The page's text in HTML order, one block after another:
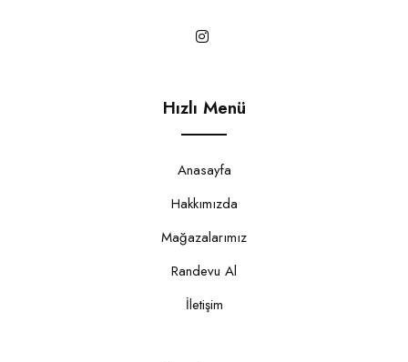
Hızlı Menü
Anasayfa
Hakkımızda
Mağazalarımız
Randevu Al
İletişim